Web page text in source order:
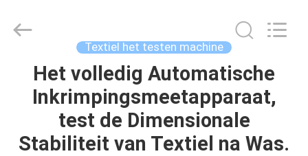
HUIS
PRODUCTEN
Technology
Textiel het testen machine
Het volledig Automatische
Inkrimpingsmeetapparaat,
test de Dimensionale
Stabiliteit van Textiel na Was.